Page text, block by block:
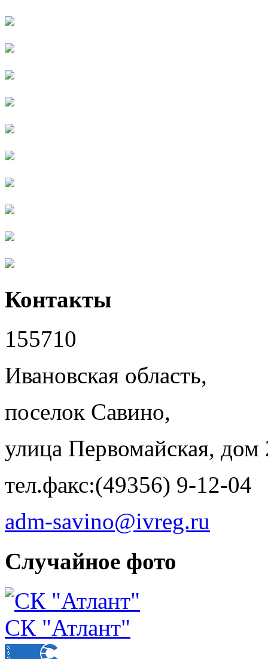
Контакты
155710
Ивановская область,
поселок Савино,
улица Первомайская, дом
тел.факс:(49356) 9-12-04
adm-savino@ivreg.ru
Случайное фото
СК "Атлант"